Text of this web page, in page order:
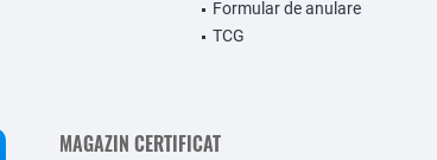
Formular de anulare
TCG
MAGAZIN CERTIFICAT